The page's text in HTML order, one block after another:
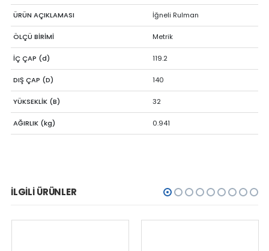
ÜRÜN AÇIKLAMASI İğneli Rulman
ÖLÇÜ BİRİMİ Metrik
İÇ ÇAP (d) 119.2
DIŞ ÇAP (D) 140
YÜKSEKLİK (B) 32
AĞIRLIK (kg) 0.941
İLGILI ÜRÜNLER